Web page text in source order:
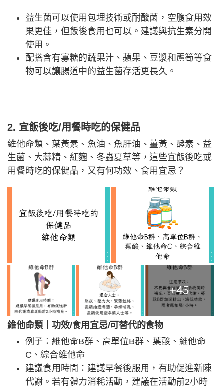
益生菌可以使用包埋技術或耐酸菌，空腹食用效
果更佳，但飯後食用也可以。建議與抗生素分開
使用。
配搭含有寡糖的蔬果汁、蘋果、豆漿和蘆筍等食
物可以讓腸道中的益生菌存活更長久。
2. 宜飯後吃/用餐時吃的保健品
維他命類、葉黃素、魚油、魚肝油、薑黃、酵素、益
生菌、大蒜精、紅麴、冬蟲夏草等，這些宜飯後吃或
用餐時吃的保健品，又有何功效、食用宜忌？
+45
維他命類｜功效/食用宜忌/可替代的食物
例子：維他命B群、高單位B群、葉酸、維他命
C、綜合維他命
建議食用時間：建議早餐後服用，有助促進新陳
代謝。若有體力消耗活動，建議在活動前2小時